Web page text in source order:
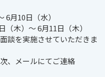
6月10日（水）
（木）〜 6月11日（木）
談を実施させていただきま
、メールにてご連絡